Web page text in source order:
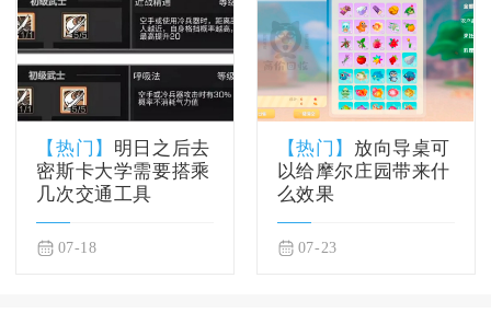
【热门】 明日之后去
密斯卡大学需要搭乘
几次交通工具
07-18
【热门】 放向导桌可
以给摩尔庄园带来什
么效果
07-23